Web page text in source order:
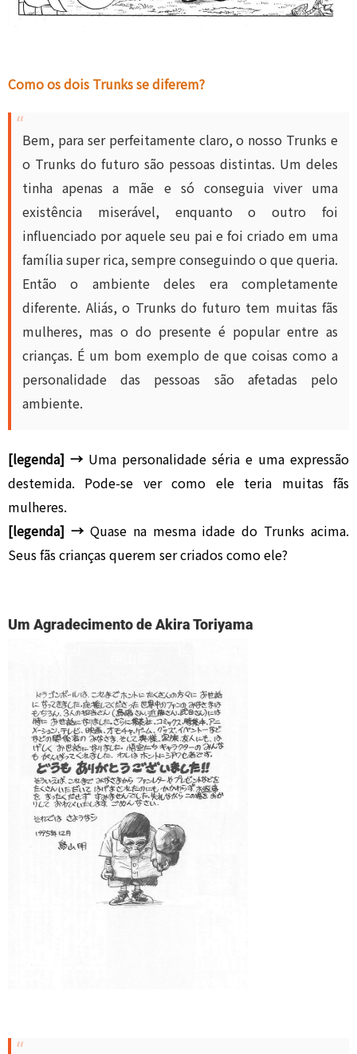
Como os dois Trunks se diferem?
Bem, para ser perfeitamente claro, o nosso Trunks e
o Trunks do futuro são pessoas distintas. Um deles
tinha apenas a mãe e só conseguia viver uma
existência miserável, enquanto o outro foi
influenciado por aquele seu pai e foi criado em uma
família super rica, sempre conseguindo o que queria.
Então o ambiente deles era completamente
diferente. Aliás, o Trunks do futuro tem muitas fãs
mulheres, mas o do presente é popular entre as
crianças. É um bom exemplo de que coisas como a
personalidade das pessoas são afetadas pelo
ambiente.
[legenda] → Uma personalidade séria e uma expressão
destemida. Pode-se ver como ele teria muitas fãs
mulheres.
[legenda] →Quase na mesma idade do Trunks acima.
Seus fãs crianças querem ser criados como ele?
Um Agradecimento de Akira Toriyama